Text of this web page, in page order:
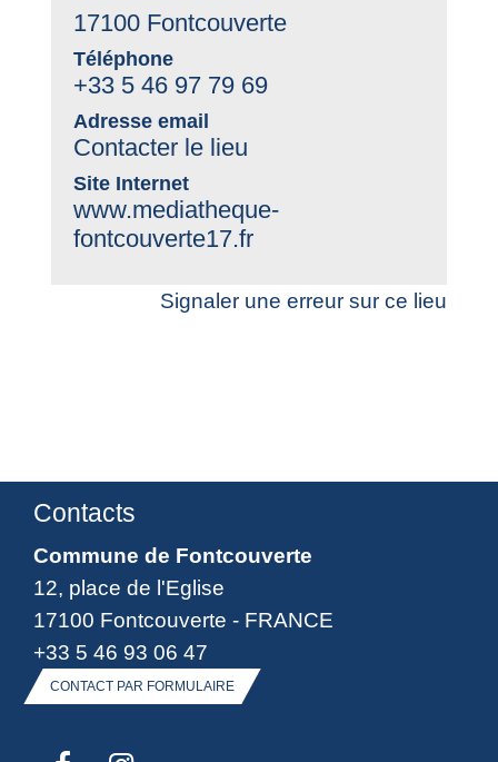
17100 Fontcouverte
Téléphone
+33 5 46 97 79 69
Adresse email
Contacter le lieu
Site Internet
www.mediatheque-
fontcouverte17.fr
Signaler une erreur sur ce lieu
Contacts
Commune de Fontcouverte
12, place de l'Eglise
17100 Fontcouverte - FRANCE
+33 5 46 93 06 47
CONTACT PAR FORMULAIRE